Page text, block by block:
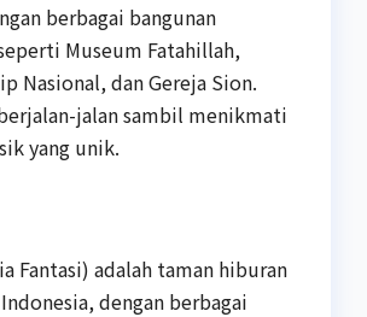
berbagai bangunan
Museum Fatahillah,
Nasional, dan Gereja Sion.
jalan sambil menikmati
yang unik.
Fantasi) adalah taman hiburan
dengan berbagai